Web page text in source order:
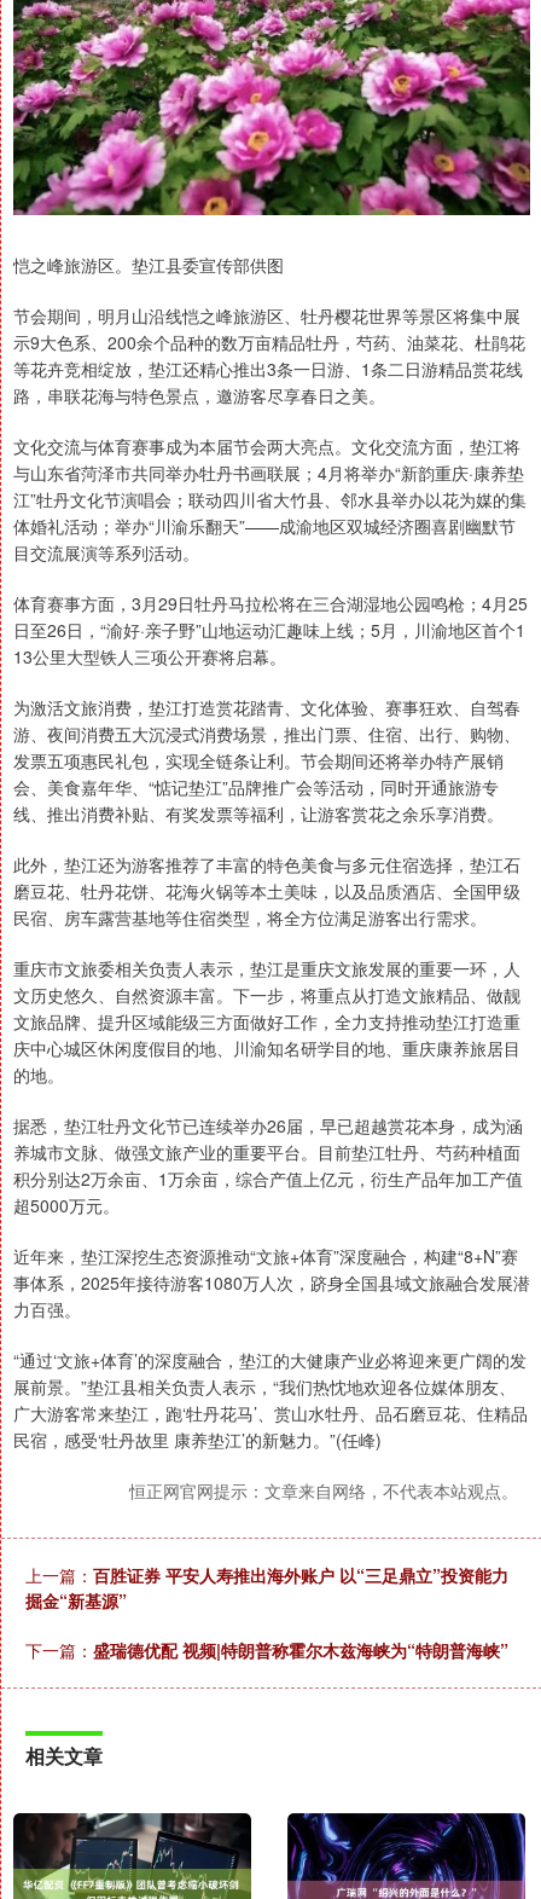
恺之峰旅游区。垫江县委宣传部供图
节会期间，明月山沿线恺之峰旅游区、牡丹樱花世界等景区将集中展
示9大色系、200余个品种的数万亩精品牡丹，芍药、油菜花、杜鹃花
等花卉竞相绽放，垫江还精心推出3条一日游、1条二日游精品赏花线
路，串联花海与特色景点，邀游客尽享春日之美。
文化交流与体育赛事成为本届节会两大亮点。文化交流方面，垫江将
与山东省菏泽市共同举办牡丹书画联展；4月将举办“新韵重庆·康养垫
江”牡丹文化节演唱会；联动四川省大竹县、邻水县举办以花为媒的集
体婚礼活动；举办“川渝乐翻天”——成渝地区双城经济圈喜剧幽默节
目交流展演等系列活动。
体育赛事方面，3月29日牡丹马拉松将在三合湖湿地公园鸣枪；4月25
日至26日，“渝好·亲子野”山地运动汇趣味上线；5月，川渝地区首个1
13公里大型铁人三项公开赛将启幕。
为激活文旅消费，垫江打造赏花踏青、文化体验、赛事狂欢、自驾春
游、夜间消费五大沉浸式消费场景，推出门票、住宿、出行、购物、
发票五项惠民礼包，实现全链条让利。节会期间还将举办特产展销
会、美食嘉年华、“惦记垫江”品牌推广会等活动，同时开通旅游专
线、推出消费补贴、有奖发票等福利，让游客赏花之余乐享消费。
此外，垫江还为游客推荐了丰富的特色美食与多元住宿选择，垫江石
磨豆花、牡丹花饼、花海火锅等本土美味，以及品质酒店、全国甲级
民宿、房车露营基地等住宿类型，将全方位满足游客出行需求。
重庆市文旅委相关负责人表示，垫江是重庆文旅发展的重要一环，人
文历史悠久、自然资源丰富。下一步，将重点从打造文旅精品、做靓
文旅品牌、提升区域能级三方面做好工作，全力支持推动垫江打造重
庆中心城区休闲度假目的地、川渝知名研学目的地、重庆康养旅居目
的地。
据悉，垫江牡丹文化节已连续举办26届，早已超越赏花本身，成为涵
养城市文脉、做强文旅产业的重要平台。目前垫江牡丹、芍药种植面
积分别达2万余亩、1万余亩，综合产值上亿元，衍生产品年加工产值
超5000万元。
近年来，垫江深挖生态资源推动“文旅+体育”深度融合，构建“8+N”赛
事体系，2025年接待游客1080万人次，跻身全国县域文旅融合发展潜
力百强。
“通过‘文旅+体育’的深度融合，垫江的大健康产业必将迎来更广阔的发
展前景。”垫江县相关负责人表示，“我们热忱地欢迎各位媒体朋友、
广大游客常来垫江，跑‘牡丹花马’、赏山水牡丹、品石磨豆花、住精品
民宿，感受‘牡丹故里 康养垫江’的新魅力。”(任峰)
恒正网官网提示：文章来自网络，不代表本站观点。
上一篇： 百胜证券 平安人寿推出海外账户 以“三足鼎立”投资能力
掘金“新基源”
下一篇： 盛瑞德优配 视频|特朗普称霍尔木兹海峡为“特朗普海峡”
相关文章